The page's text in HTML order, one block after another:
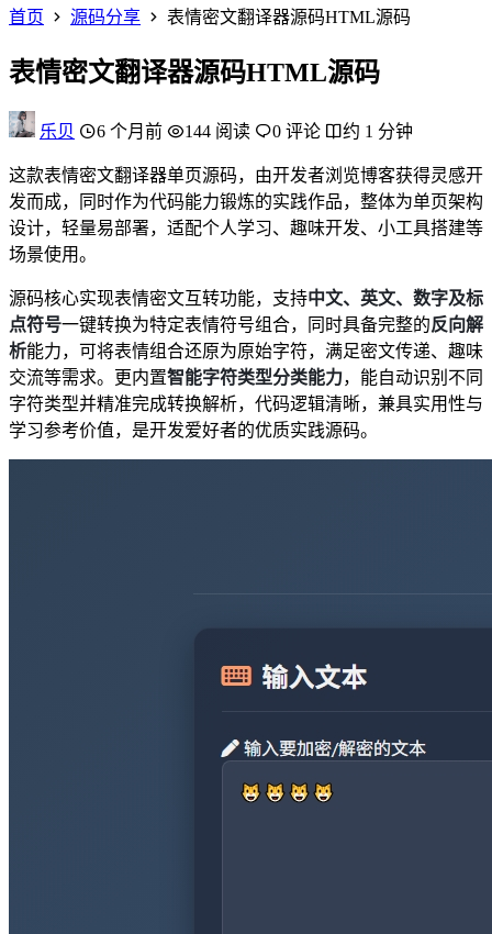
首页 源码分享 表情密文翻译器源码HTML源码
表情密文翻译器源码HTML源码
乐贝 6 个月前 144 阅读 0 评论 约 1 分钟
这款表情密文翻译器单页源码，由开发者浏览博客获得灵感开
发而成，同时作为代码能力锻炼的实践作品，整体为单页架构
设计，轻量易部署，适配个人学习、趣味开发、小工具搭建等
场景使用。
源码核心实现表情密文互转功能，支持中文、英文、数字及标
点符号一键转换为特定表情符号组合，同时具备完整的反向解
析能力，可将表情组合还原为原始字符，满足密文传递、趣味
交流等需求。更内置智能字符类型分类能力，能自动识别不同
字符类型并精准完成转换解析，代码逻辑清晰，兼具实用性与
学习参考价值，是开发爱好者的优质实践源码。